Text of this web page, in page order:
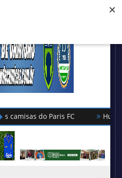
Hummel lança as novas camisas do